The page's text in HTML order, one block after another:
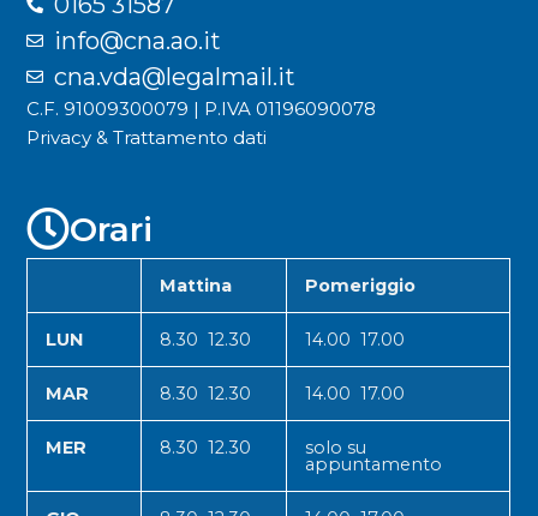
info@cna.ao.it
cna.vda@legalmail.it
C.F. 91009300079 | P.IVA 01196090078
Privacy & Trattamento dati
Orari
Mattina Pomeriggio
LUN 8.30 12.30 14.00 17.00
MAR 8.30 12.30 14.00 17.00
MER 8.30 12.30 solo su
appuntamento